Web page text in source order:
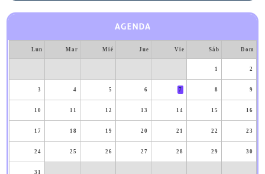
AGENDA
Lun Mar Mié Jue Vie Sáb Dom
1 2
3 4 5 6 7 8 9
10 11 12 13 14 15 16
17 18 19 20 21 22 23
24 25 26 27 28 29 30
31